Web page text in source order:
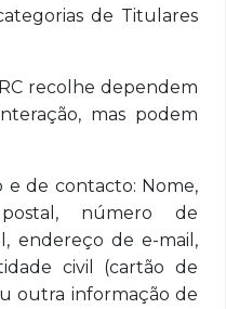
de Titulares
recolhe dependem
mas podem
e de contacto: Nome,
número de
endereço de e-mail,
civil (cartão de
outra informação de